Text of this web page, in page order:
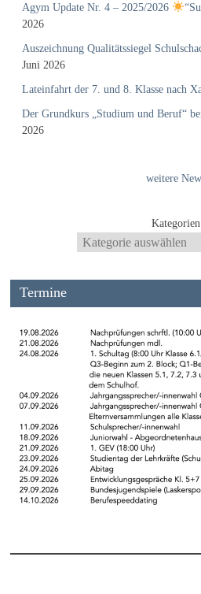
Agym Update Nr. 4 – 2025/2026
2026
Auszeichnung Qualitätssiegel
Juni 2026
Lateinfahrt der 7. und 8. Klasse nach
Der Grundkurs „Studium und Beruf“
2026
weitere
Kategorien
Termine